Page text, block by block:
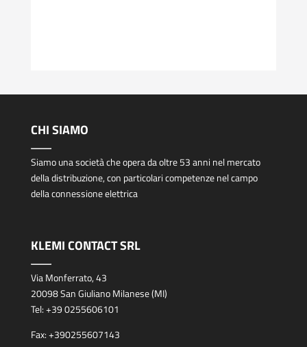
CHI SIAMO
Siamo una società che opera da oltre 53 anni nel mercato
della distribuzione, con particolari competenze nel campo
della connessione elettrica
KLEMI CONTACT SRL
Via Monferrato, 43
20098 San Giuliano Milanese (MI)
Tel:+39 0255606101
Fax:+390255607143